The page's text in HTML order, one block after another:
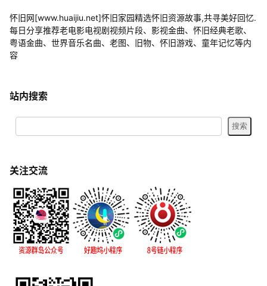
怀旧网[www.huaijiu.net]怀旧家园精选怀旧资源故事,共寻美好回忆.
每日分享推荐老电影电视剧视频片段、影视金曲、怀旧经典老歌、
粤语金曲、世界音乐名曲、老图、旧物、怀旧游戏、童年记忆等内
容
站内搜索
关注交流